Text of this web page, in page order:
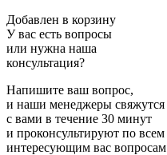
Добавлен в корзину
У вас есть вопросы
или нужна наша
консультация?
Напишите ваш вопрос,
и наши менеджеры свяжутся
с вами в течение 30 минут
и проконсультируют по всем
интересующим вас вопросам